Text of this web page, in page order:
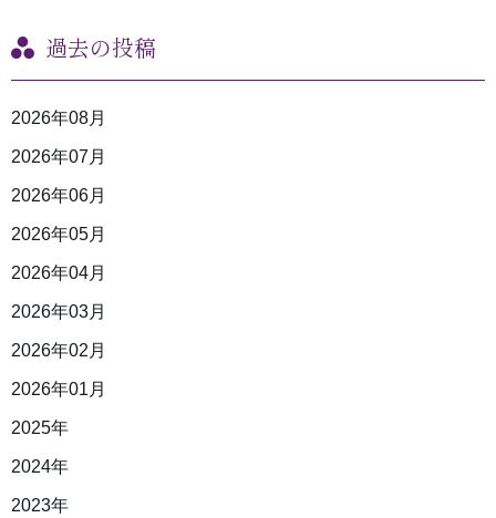
過去の投稿
2026年08月
2026年07月
2026年06月
2026年05月
2026年04月
2026年03月
2026年02月
2026年01月
2025年
2024年
2023年